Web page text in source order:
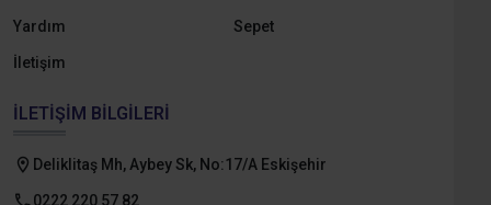
Yardım Sepet
İletişim
İLETIŞIM BILGILERI
Deliklitaş Mh, Aybey Sk, No:17/A Eskişehir
0222 220 57 82